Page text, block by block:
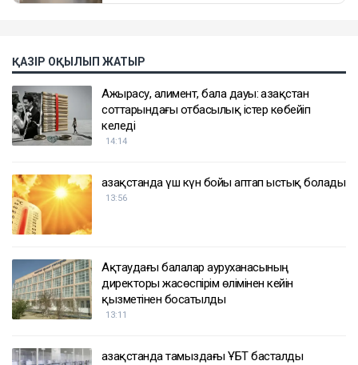
ҚАЗІР ОҚЫЛЫП ЖАТЫР
Ажырасу, алимент, бала дауы: Қазақстан
соттарындағы отбасылық істер көбейіп
келеді
14:14
Қазақстанда үш күн бойы аптап ыстық болады
13:56
Ақтаудағы балалар ауруханасының
директоры жасөспірім өлімінен кейін
қызметінен босатылды
13:11
Қазақстанда тамыздағы ҰБТ басталды